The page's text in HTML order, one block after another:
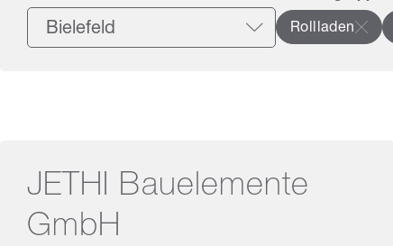
Rollladen
JETHI Bauelemente
GmbH